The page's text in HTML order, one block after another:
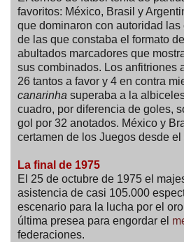
favoritos: México, Brasil y
que dominaron con autoridad
de las que constaba el formato
abultados marcadores que
sus combinados. Los anfitriones
26 tantos a favor y 4 en contra
canarinha superaba a la
cuadro, por diferencia de goles,
gol por 32 anotados. México y
certamen de los Juegos desde el
La final de 1975
El 25 de octubre de 1975 el
asistencia de casi 105.000
escenario para la lucha por el
última presea para engordar el
federaciones.